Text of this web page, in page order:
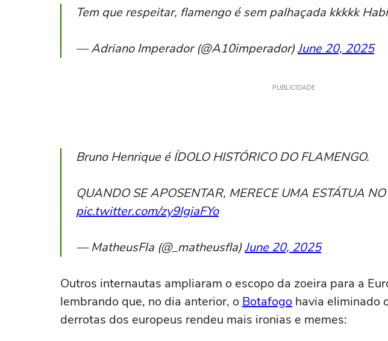
Tem que respeitar, flamengo é sem palhaçada kkkkk
— Adriano Imperador (@A10imperador)June 20, 2025
PUBLICIDADE
Bruno Henrique é ÍDOLO HISTÓRICO DO FLAMENGO.
QUANDO SE APOSENTAR, MERECE UMA ESTÁTUA NO
pic.twitter.com/zy9IgiaFYo
— MatheusFla (@_matheusfla)June 20, 2025
Outros internautas ampliaram o escopo da zoeira para a
lembrando que, no dia anterior, o Botafogo havia eliminado
derrotas dos europeus rendeu mais ironias e memes: